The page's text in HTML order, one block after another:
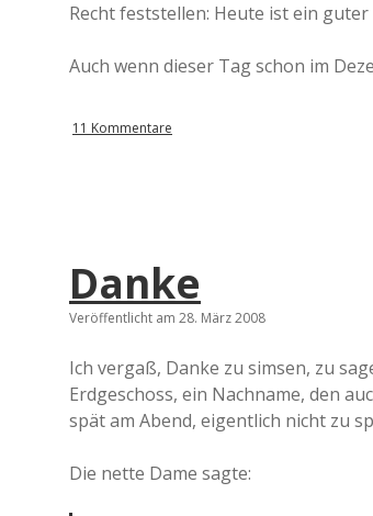
Recht feststellen: Heute ist ein
Auch wenn dieser Tag schon im
11 Kommentare
Danke
Veröffentlicht am 28. März 2008
Ich vergaß, Danke zu simsen, zu
Erdgeschoss, ein Nachname, den
spät am Abend, eigentlich nicht zu
Die nette Dame sagte: